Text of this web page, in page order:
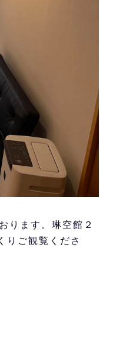
ります。琳空館２
りご観覧くださ